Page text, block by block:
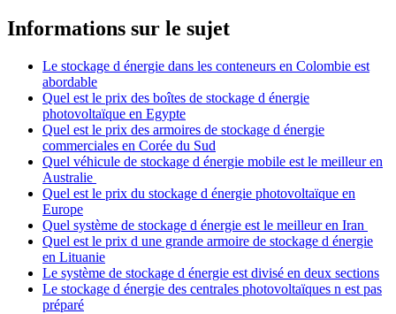
Informations sur le sujet
Le stockage d énergie dans les conteneurs en Colombie est
abordable
Quel est le prix des boîtes de stockage d énergie
photovoltaïque en Egypte
Quel est le prix des armoires de stockage d énergie
commerciales en Corée du Sud
Quel véhicule de stockage d énergie mobile est le meilleur en
Australie
Quel est le prix du stockage d énergie photovoltaïque en
Europe
Quel système de stockage d énergie est le meilleur en Iran
Quel est le prix d une grande armoire de stockage d énergie
en Lituanie
Le système de stockage d énergie est divisé en deux sections
Le stockage d énergie des centrales photovoltaïques n est pas
préparé